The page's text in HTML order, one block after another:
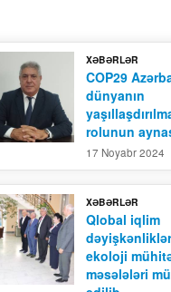
XƏBƏRLƏR
COP29
dünyanın
rolunun
17 Noyabr 2024
XƏBƏRLƏR
Qlobal iqlim
ekoloji
məsələləri